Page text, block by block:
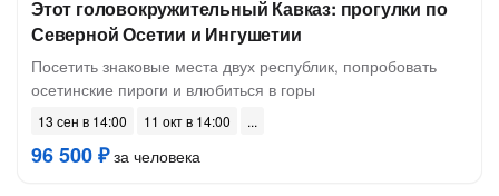
Этот головокружительный Кавказ: прогулки по
Северной Осетии и Ингушетии
Посетить знаковые места двух республик, попробовать
осетинские пироги и влюбиться в горы
13 сен в 14:00 11 окт в 14:00
96 500 ₽за человека